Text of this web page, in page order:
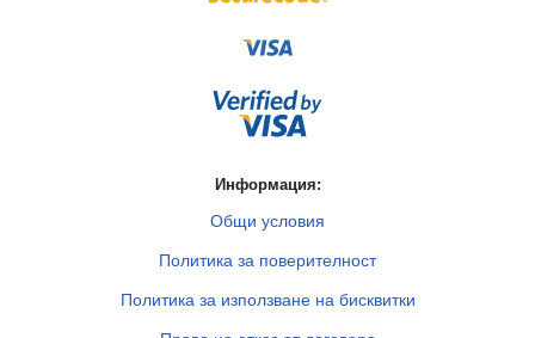
Информация:
Общи условия
Политика за поверителност
Политика за използване на бисквитки